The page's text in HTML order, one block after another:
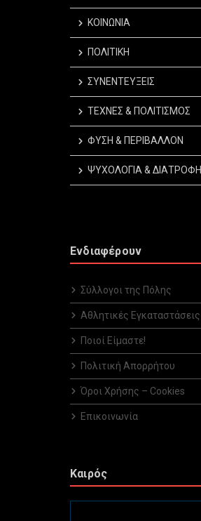
ΚΟΙΝΩΝΙΑ
ΠΟΛΙΤΙΚΗ
ΣΥΝΕΝΤΕΥΞΕΙΣ
ΤΕΧΝΕΣ & ΠΟΛΙΤΙΣΜΟΣ
ΦΥΣΗ & ΠΕΡΙΒΑΛΛΟΝ
ΨΥΧΟΛΟΓΙΑ & ΔΙΑΤΡΟΦΗ
Ενδιαφέρουν
Σύλλογοι της Πόλης
Αθλητικές Εγκαταστάσεις
Ποιοί Είμαστε!
Πολιτική Απορρήτου
Όροι Χρήσης – Cookies
Επικοινωνία
Καιρός